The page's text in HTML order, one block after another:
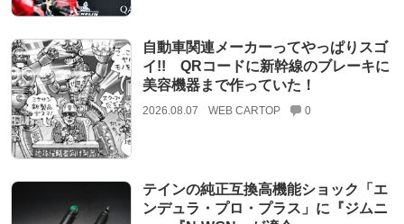
自動車関連メーカーってやっぱりスゴ
イ!! QRコードに新幹線のブレーキに
美容機器まで作っていた！
2026.08.07 WEB CARTOP 0
テインの純正互換高機能ショック「エ
ンデュラ・プロ・プラス」に『ジムニ